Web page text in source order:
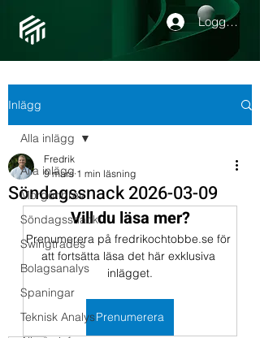
Logga in
Inlägg
Alla inlägg
Morgonbrev
Söndagssnack
Swingtrades
Bolagsanalys
Spaningar
Teknisk Analys
Alla inlägg
Söndagssnack 2026-03-09
Fredrik
9 mars 1 min läsning
Vill du läsa mer?
Prenumerera på fredrikochtobbe.se för
att fortsätta läsa det här exklusiva
inlägget.
Prenumerera